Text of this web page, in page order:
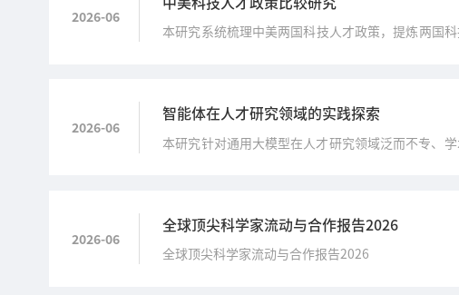
2026-06
本研究系统梳理中美两国科技人才政策，提炼两国
2026-06
智能体在人才研究领域的实践探索
本研究针对通用大模型在人才研究领域泛而不专
2026-06
全球顶尖科学家流动与合作报告2026
全球顶尖科学家流动与合作报告2026